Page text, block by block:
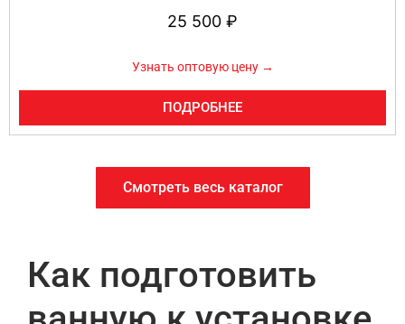
25 500 ₽
Узнать оптовую цену →
ПОДРОБНЕЕ
Смотреть весь каталог
Как подготовить